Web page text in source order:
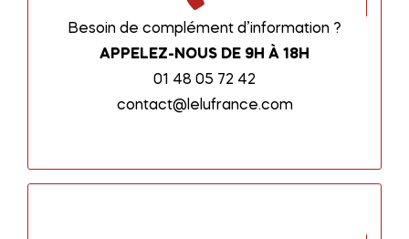
Besoin de complément d’information ?
APPELEZ-NOUS DE 9H À 18H
01 48 05 72 42
contact@lelufrance.com